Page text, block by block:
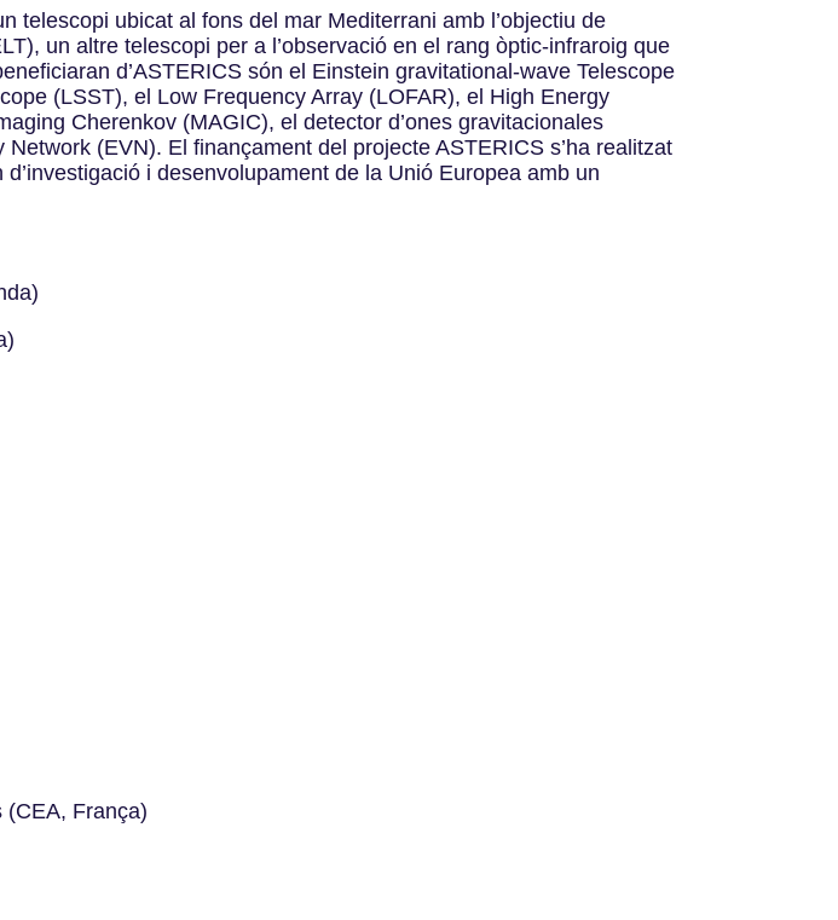
telescopi ubicat al fons del mar Mediterrani amb l’objectiu de
un altre telescopi per a l’observació en el rang òptic-infraroig que
d’ASTERICS són el Einstein gravitational-wave Telescope
(LSST), el Low Frequency Array (LOFAR), el High Energy
Cherenkov (MAGIC), el detector d’ones gravitacionales
(EVN). El finançament del projecte ASTERICS s’ha realitzat
i desenvolupament de la Unió Europea amb un
(CEA, França)